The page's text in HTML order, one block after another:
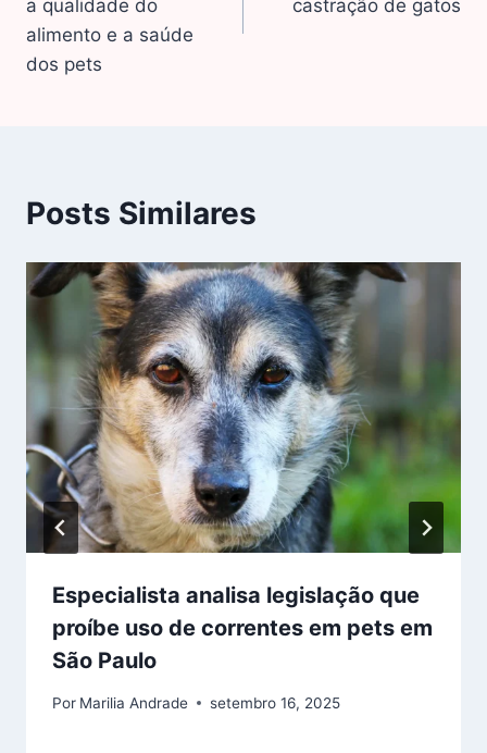
a qualidade do
alimento e a saúde
dos pets
castração de gatos
Posts Similares
Especialista analisa legislação que
proíbe uso de correntes em pets em
São Paulo
Por Marilia Andrade setembro 16, 2025